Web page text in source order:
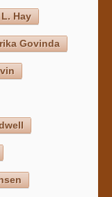
Hay
Govinda